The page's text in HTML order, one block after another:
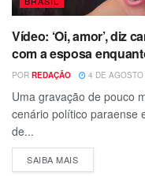
Vídeo: ‘Oi, amor’, diz
com a esposa
POR REDAÇÃO 4 DE
Uma gravação de pouco
cenário político paraense
de...
SAIBA MAIS